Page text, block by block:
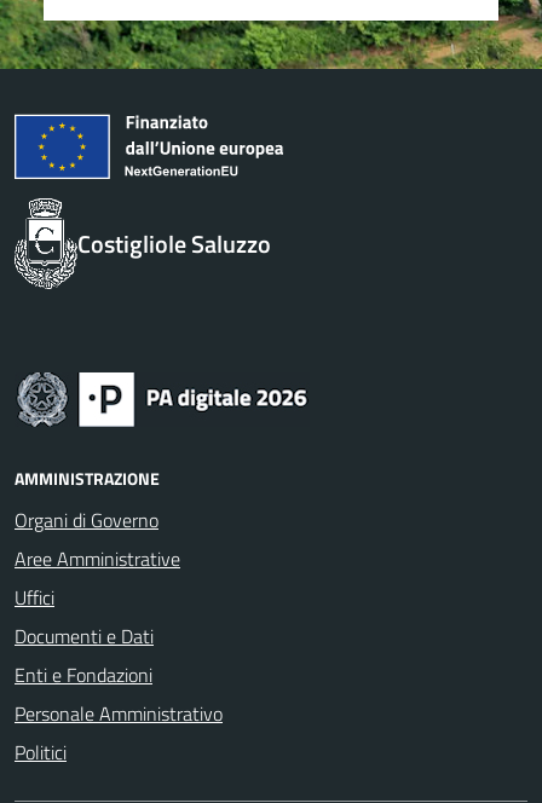
Costigliole Saluzzo
AMMINISTRAZIONE
Organi di Governo
Aree Amministrative
Uffici
Documenti e Dati
Enti e Fondazioni
Personale Amministrativo
Politici